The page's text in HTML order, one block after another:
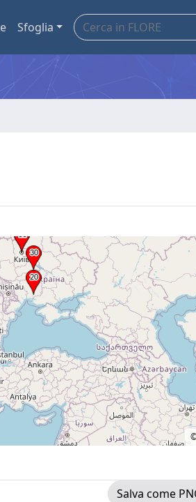
Sfoglia
Salva come